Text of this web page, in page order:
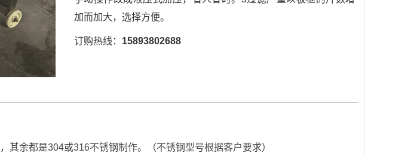
加而加大，选择方便。
订购热线： 15893802688
余都是304或316不锈钢制作。（不锈钢型号根据客户要求）